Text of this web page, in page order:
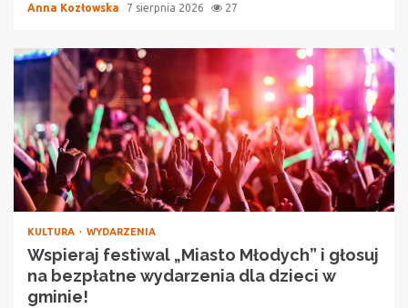
Anna Kozłowska 7 sierpnia 2026 27
KULTURA WYDARZENIA
Wspieraj festiwal „Miasto Młodych” i głosuj
na bezpłatne wydarzenia dla dzieci w
gminie!